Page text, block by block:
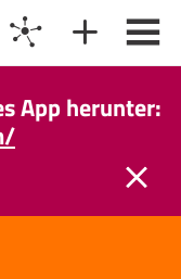
App herunter: